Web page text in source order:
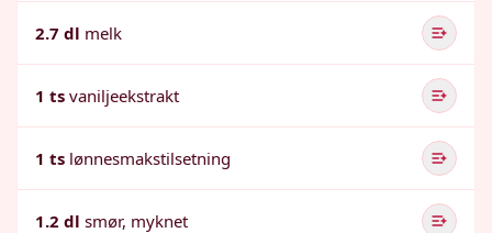
2.7 dl melk
1 ts vaniljeekstrakt
1 ts lønnesmakstilsetning
1.2 dl smør, myknet